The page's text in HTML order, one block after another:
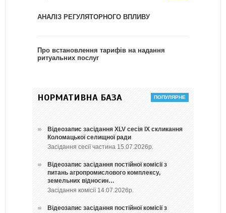
АНАЛІЗ РЕГУЛЯТОРНОГО ВПЛИВУ
Про встановлення тарифів на надання
ритуальних послуг
НОРМАТИВНА БАЗА
Відеозапис засідання ХLV сесія ІХ скликання
Коломацької селищної ради
Засідання сесії частина 15.07.2026р.
Відеозапис засідання постійної комісії з
питань агропромислового комплексу,
земельних відносин…
Засідання комісії 14.07.2026р.
Відеозапис засідання постійної комісії з